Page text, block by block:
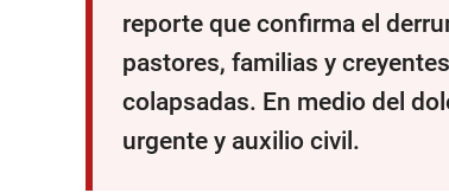
reporte que confirma el
pastores, familias y
colapsadas. En medio del
urgente y auxilio civil.